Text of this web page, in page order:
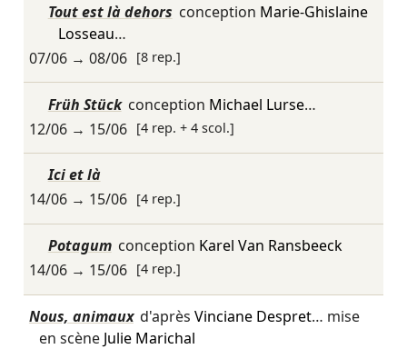
Tout est là dehors conception Marie-Ghislaine
Losseau…
07/06→ 08/06 [8 rep.]
Früh Stück conception Michael Lurse…
12/06→ 15/06 [4 rep. + 4 scol.]
Ici et là
14/06→ 15/06 [4 rep.]
Potagum conception Karel Van Ransbeeck
14/06→ 15/06 [4 rep.]
Nous, animaux d'après Vinciane Despret… mise
en scène Julie Marichal